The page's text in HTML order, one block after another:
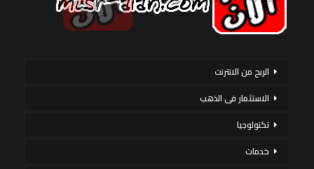
الربح من الانترنت
الاستثمار فى الذهب
تكنولوجيا
خدمات